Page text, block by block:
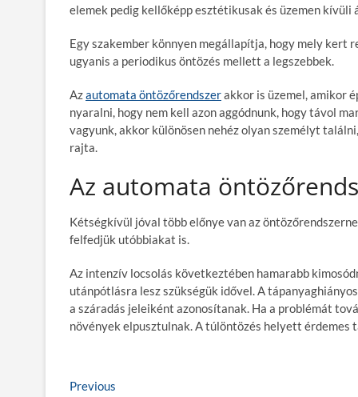
elemek pedig kellőképp esztétikusak és üzemen
Egy szakember könnyen megállapítja, hogy mely kert
ugyanis a periodikus öntözés mellett a legszebbek.
Azautomata öntözőrendszerakkor is üzemel, amikor
nyaralni, hogy nem kell azon aggódnunk, hogy távol
vagyunk, akkor különösen nehéz olyan személyt
rajta.
Az automata
Kétségkívül jóval több előnye van az
felfedjük utóbbiakat is.
Az intenzív locsolás következtében hamarabb
utánpótlásra lesz szükségük idővel. A
a száradás jeleiként azonosítanak. Ha a problémát
növények elpusztulnak. A túlöntözés helyett érdemes
B
Previous